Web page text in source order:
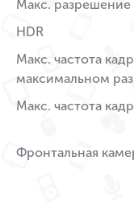
Макс. разрешение
HDR
Макс. частота
максимальном
Макс. частота
Фронтальная